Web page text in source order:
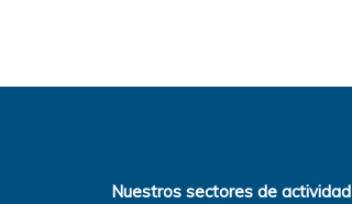
Nuestros sectores de actividad